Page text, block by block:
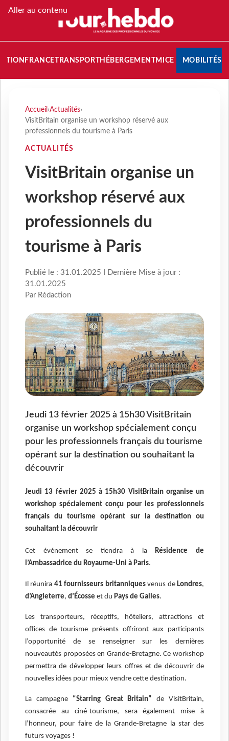
Aller au contenu
FRANCETRANSPORT HÉBERGEMENTMICE MOBILITÉS
Accueil ›Actualités›
VisitBritain organise un workshop réservé aux
professionnels du tourisme à Paris
ACTUALITÉS
VisitBritain organise un
workshop réservé aux
professionnels du
tourisme à Paris
Publié le : 31.01.2025 I Dernière Mise à jour :
31.01.2025
Par Rédaction
Jeudi 13 février 2025 à 15h30 VisitBritain
organise un workshop spécialement conçu
pour les professionnels français du tourisme
opérant sur la destination ou souhaitant la
découvrir
Jeudi 13 février 2025 à 15h30 VisitBritain organise un
workshop spécialement conçu pour les professionnels
français du tourisme opérant sur la destination ou
souhaitant la découvrir
Cet événement se tiendra à laRésidence de
l’Ambassadrice du Royaume-Uni à Paris.
Il réunira 41 fournisseurs britanniquesvenus de Londres,
d’Angleterre, d’Écosse et du Pays de Galles.
Les transporteurs, réceptifs, hôteliers, attractions et
offices de tourisme présents offriront aux participants
l’opportunité de se renseigner sur les dernières
nouveautés proposées en Grande-Bretagne. Ce workshop
permettra de développer leurs offres et de découvrir de
nouvelles idées pour mieux vendre cette destination.
La campagne “Starring Great Britain” de VisitBritain,
consacrée au ciné-tourisme, sera également mise à
l’honneur, pour faire de la Grande-Bretagne la star des
futurs voyages !